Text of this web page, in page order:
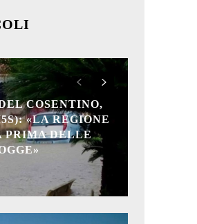
COSENTINO,
«LA REGIONE
PRIMA DELLE